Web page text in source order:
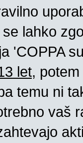
lahko
'COPPA
let,
temu ni
vaš